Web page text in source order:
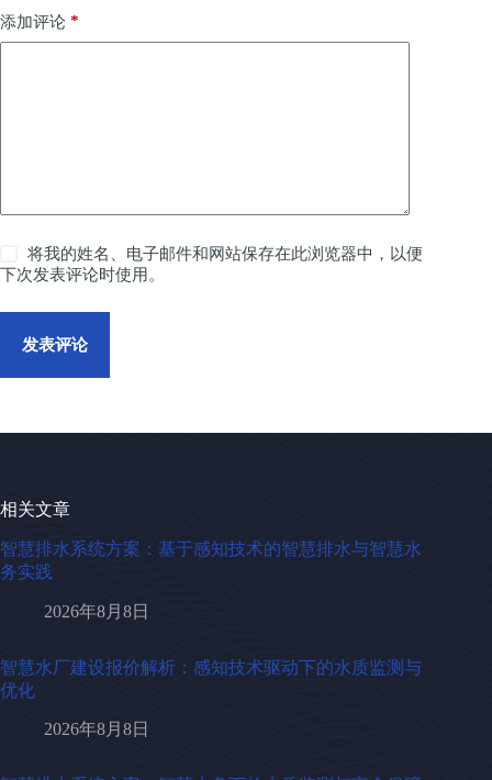
添加评论 *
将我的姓名、电子邮件和网站保存在此浏览器中，以便
下次发表评论时使用。
发表评论
相关文章
智慧排水系统方案：基于感知技术的智慧排水与智慧水
务实践
2026年8月8日
智慧水厂建设报价解析：感知技术驱动下的水质监测与
优化
2026年8月8日